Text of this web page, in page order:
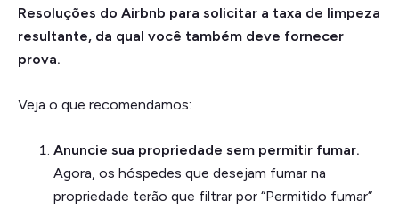
Resoluções do Airbnb para solicitar a taxa de limpeza
resultante, da qual você também deve fornecer
prova.
Veja o que recomendamos:
Anuncie sua propriedade sem permitir fumar.
Agora, os hóspedes que desejam fumar na
propriedade terão que filtrar por “Permitido fumar”